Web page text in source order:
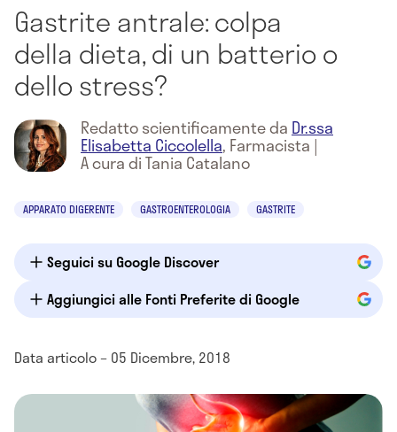
Gastrite antrale: colpa
della dieta, di un batterio o
dello stress?
Redatto scientificamente da Dr.ssa
Elisabetta Ciccolella, Farmacista |
A cura di Tania Catalano
APPARATO DIGERENTE GASTROENTEROLOGIA GASTRITE
Seguici su Google Discover
Aggiungici alle Fonti Preferite di Google
Data articolo – 05 Dicembre, 2018